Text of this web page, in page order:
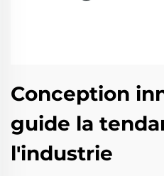
Conception
guide la
l'industrie